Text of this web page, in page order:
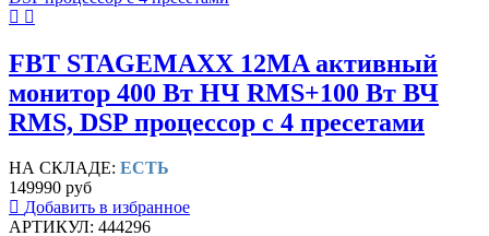
FBT STAGEMAXX 12MA активный
монитор 400 Вт НЧ RMS+100 Вт ВЧ
RMS, DSP процессор с 4 пресетами
НА СКЛАДЕ: ЕСТЬ
149990 руб
Добавить в избранное
АРТИКУЛ: 444296